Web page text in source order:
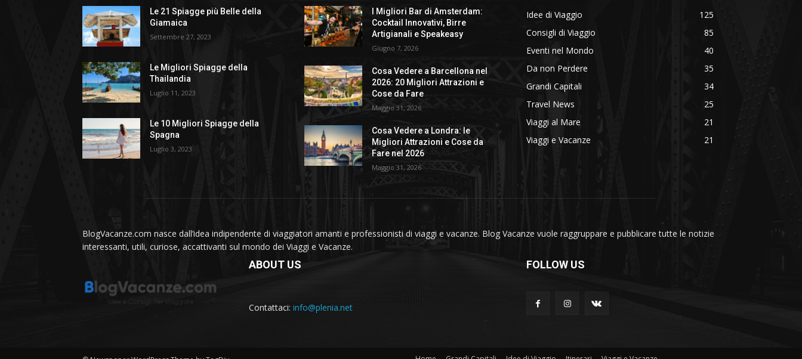
Le 21 Spiagge più Belle della
Giamaica
Settembre 27, 2023
Le Migliori Spiagge della
Thailandia
Luglio 11, 2023
Le 10 Migliori Spiagge della
Spagna
Luglio 3, 2023
I Migliori Bar di Amsterdam:
Cocktail Innovativi, Birre
Artigianali e Speakeasy
Giugno 7, 2026
Cosa Vedere a Barcellona nel
2026: 20 Migliori Attrazioni e
Cose da Fare
Maggio 31, 2026
Cosa Vedere a Londra: le
Migliori Attrazioni e Cose da
Fare nel 2026
Maggio 31, 2026
Idee di Viaggio
125
Consigli di Viaggio
85
Eventi nel Mondo
40
Da non Perdere
35
Grandi Capitali
34
Travel News
25
Viaggi al Mare
21
Viaggi e Vacanze
21
BlogVacanze.com nasce dall’idea indipendente di viaggiatori amanti e professionisti di viaggi e vacanze. Blog Vacanze vuole raggruppare e pubblicare tutte le notizie
interessanti, utili, curiose, accattivanti sul mondo dei Viaggi e Vacanze.
ABOUT US
Contattaci: info@plenia.net
FOLLOW US